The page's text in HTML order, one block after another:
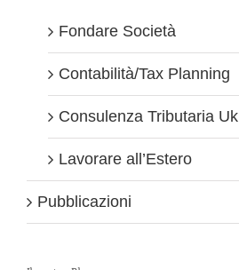
Fondare Società
Contabilità/Tax Planning
Consulenza Tributaria Uk
Lavorare all’Estero
Pubblicazioni